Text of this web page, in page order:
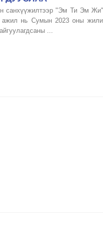
санхүүжилтээр "Эм Ти Эм
ажил нь Сумын 2023 оны
...